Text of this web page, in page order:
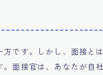
です。しかし、面接と
面接官は、あなたが自